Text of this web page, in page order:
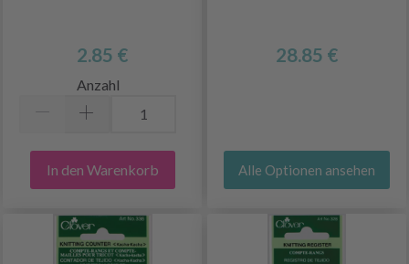
2.85 €
Anzahl
In den Warenkorb
28.85 €
Alle Optionen ansehen